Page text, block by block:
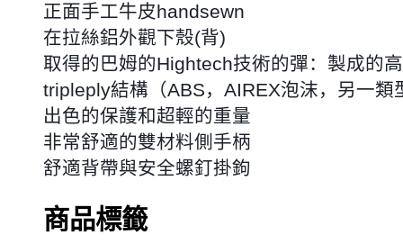
正面手工牛皮handsewn
在拉絲鋁外觀下殼(背)
取得的巴姆的Hightech技術的彈：製成的
tripleply結構（ABS，AIREX泡沫，另一類
出色的保護和超輕的重量
非常舒適的雙材料側手柄
舒適背帶與安全螺釘掛鉤
商品標籤